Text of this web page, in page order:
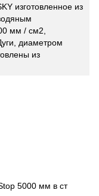
изготовленное из
мм / cм2,
диаметром
из
5000 мм в ст